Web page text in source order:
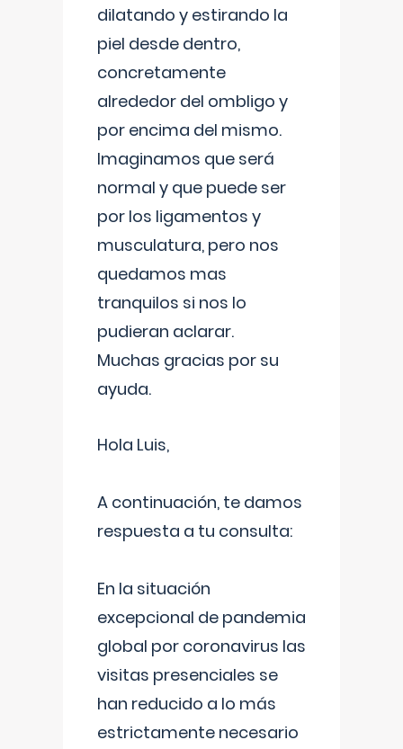
dilatando y estirando la
piel desde dentro,
concretamente
alrededor del ombligo y
por encima del mismo.
Imaginamos que será
normal y que puede ser
por los ligamentos y
musculatura, pero nos
quedamos mas
tranquilos si nos lo
pudieran aclarar.
Muchas gracias por su
ayuda.
Hola Luis,
A continuación, te damos
respuesta a tu consulta:
En la situación
excepcional de pandemia
global por coronavirus las
visitas presenciales se
han reducido a lo más
estrictamente necesario